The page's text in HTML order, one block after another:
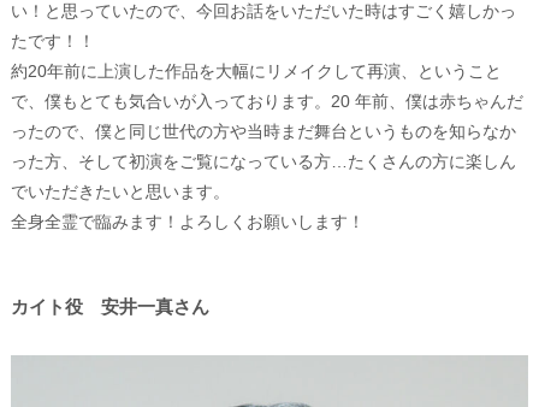
い！と思っていたので、今回お話をいただいた時はすごく嬉しかっ
たです！！
約20年前に上演した作品を大幅にリメイクして再演、ということ
で、僕もとても気合いが入っております。20 年前、僕は赤ちゃんだ
ったので、僕と同じ世代の方や当時まだ舞台というものを知らなか
った方、そして初演をご覧になっている方…たくさんの方に楽しん
でいただきたいと思います。
全身全霊で臨みます！よろしくお願いします！
カイト役 安井一真さん